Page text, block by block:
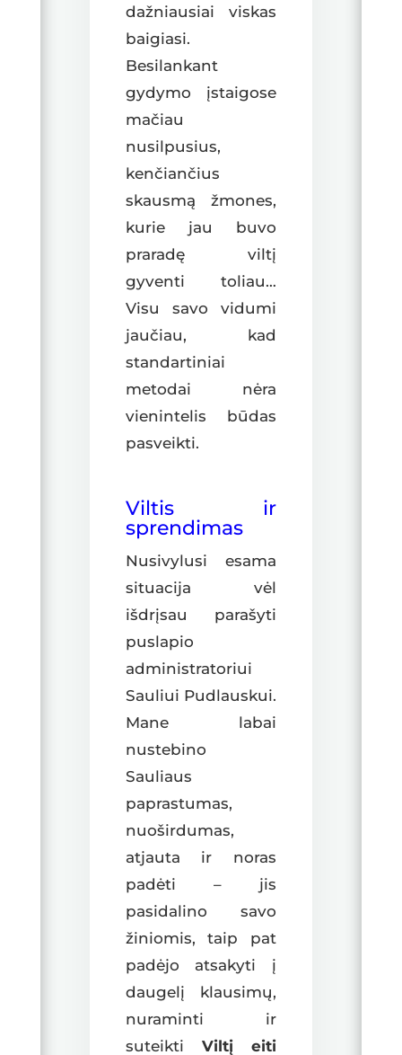
dažniausiai viskas
baigiasi.
Besilankant
gydymo įstaigose
mačiau
nusilpusius,
kenčiančius
skausmą žmones,
kurie jau buvo
praradę viltį
gyventi toliau…
Visu savo vidumi
jaučiau, kad
standartiniai
metodai nėra
vienintelis būdas
pasveikti.
Viltis ir
sprendimas
Nusivylusi esama
situacija vėl
išdrįsau parašyti
puslapio
administratoriui
Sauliui Pudlauskui.
Mane labai
nustebino
Sauliaus
paprastumas,
nuoširdumas,
atjauta ir noras
padėti – jis
pasidalino savo
žiniomis, taip pat
padėjo atsakyti į
daugelį klausimų,
nuraminti ir
suteikti Viltį eiti